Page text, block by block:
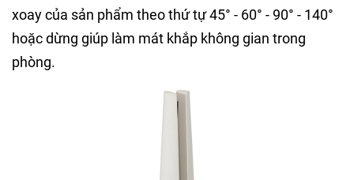
xoay của sản phẩm theo thứ tự 45° - 60° - 90° - 140°
hoặc dừng giúp làm mát khắp không gian trong
phòng.